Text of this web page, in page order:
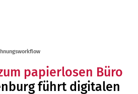
2026
2025
Mediathek
als Arbeitgeber
papierlosen Büro
führt digitalen